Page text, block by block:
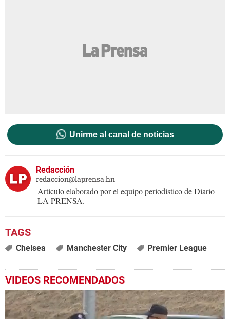
Unirme al canal de noticias
Redacción
redaccion@laprensa.hn
Artículo elaborado por el equipo periodístico de Diario
LA PRENSA.
Chelsea Manchester City Premier League
VIDEOS RECOMENDADOS